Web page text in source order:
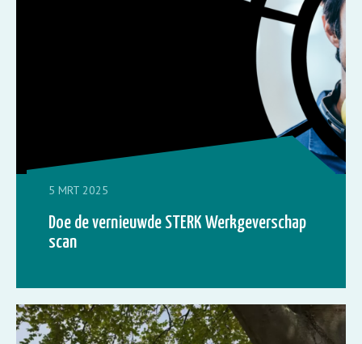
5 MRT 2025
Doe de vernieuwde STERK Werkgeverschap
scan